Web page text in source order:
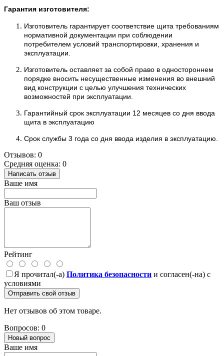
Гарантия изготовителя:
Изготовитель гарантирует соответствие щита требованиям
нормативной документации при соблюдении
потребителем условий транспортировки, хранения и
эксплуатации.
Изготовитель оставляет за собой право в одностороннем
порядке вносить несущественные изменения во внешний
вид конструкции с целью улучшения технических
возможностей при эксплуатации.
Гарантийный срок эксплуатации 12 месяцев со дня ввода
щита в эксплуатацию
Срок службы 3 года со дня ввода изделия в эксплуатацию.
Отзывов: 0
Средняя оценка: 0
Написать отзыв
Ваше имя
Ваш отзыв
Рейтинг
Я прочитал(-а) Политика безопасности и согласен(-на) с
условиями
Отправить свой отзыв
Нет отзывов об этом товаре.
Вопросов: 0
Новый вопрос
Ваше имя